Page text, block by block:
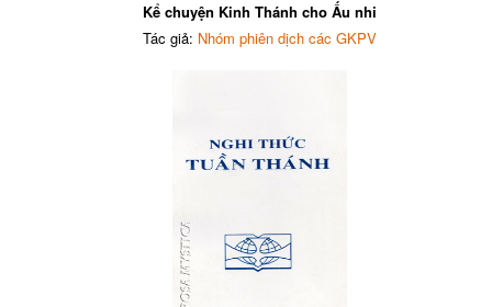
Kể chuyện Kinh Thánh cho Ấu nhi
Tác giả: Nhóm phiên dịch các GKPV